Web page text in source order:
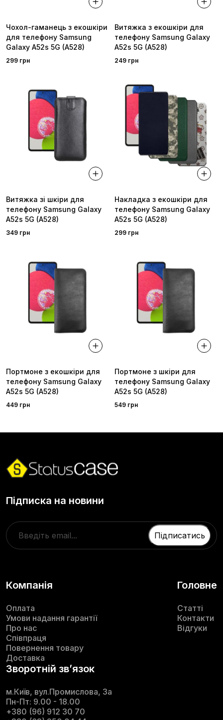
Чохол-гаманець з екошкіри
для телефону Samsung
Galaxy A52s 5G (A528)
299 грн
Витяжка з екошкіри для
телефону Samsung Galaxy
A52s 5G (A528)
249 грн
Витяжка зі шкіри для
телефону Samsung Galaxy
A52s 5G (A528)
349 грн
Накладка з екошкіри для
телефону Samsung Galaxy
A52s 5G (A528)
299 грн
Портмоне з екошкіри для
телефону Samsung Galaxy
A52s 5G (A528)
449 грн
Портмоне з шкіри для
телефону Samsung Galaxy
A52s 5G (A528)
549 грн
Підписка на новини
Головне
Статті
Контакти
Відгуки
Компанія
Оплата
Умови надання гарантії
Про нас
Співпраця
Повернення товару
Доставка
Зворотній звʼязок
м.Київ, вул.Промислова, 3а
Пн-Пт: 9.00 - 18.00
+380 (96) 912 30 70